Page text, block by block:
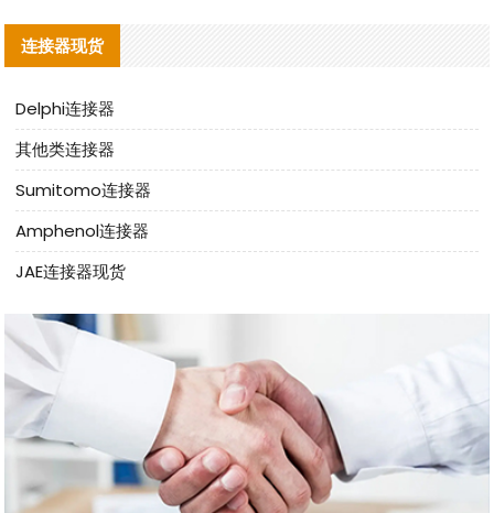
连接器现货
Delphi连接器
其他类连接器
Sumitomo连接器
Amphenol连接器
JAE连接器现货